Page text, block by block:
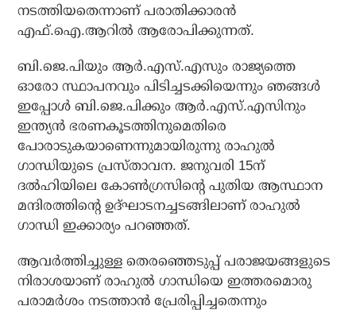
നടത്തിയതെന്നാണ് പരാതിക്കാരന്‍
എഫ്.ഐ.ആറില്‍ ആരോപിക്കുന്നത്.
ബി.ജെ.പിയും ആര്‍.എസ്.എസും രാജ്യത്തെ
ഓരോ സ്ഥാപനവും പിടിച്ചടക്കിയെന്നും ഞങ്ങള്‍
ഇപ്പോള്‍ ബി.ജെ.പിക്കും ആര്‍.എസ്.എസിനും
ഇന്ത്യന്‍ ഭരണകൂടത്തിനുമെതിരെ
പോരാടുകയാണെന്നുമായിരുന്നു രാഹുല്‍
ഗാന്ധിയുടെ പ്രസ്താവന. ജനുവരി 15ന്
ദല്‍ഹിയിലെ കോണ്‍ഗ്രസിന്റെ പുതിയ ആസ്ഥാന
മന്ദിരത്തിന്റെ ഉദ്ഘാടനച്ചടങ്ങിലാണ് രാഹുല്‍
ഗാന്ധി ഇക്കാര്യം പറഞ്ഞത്.
ആവര്‍ത്തിച്ചുള്ള തെരഞ്ഞെടുപ്പ് പരാജയങ്ങളുടെ
നിരാശയാണ് രാഹുല്‍ ഗാന്ധിയെ ഇത്തരമൊരു
പരാമര്‍ശം നടത്താന്‍ പ്രേരിപ്പിച്ചതെന്നും